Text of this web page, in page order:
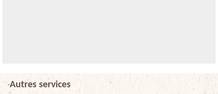
Autres services